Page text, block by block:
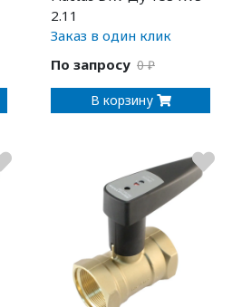
2.11
Заказ в один клик
По запросу 0 ₽
В корзину